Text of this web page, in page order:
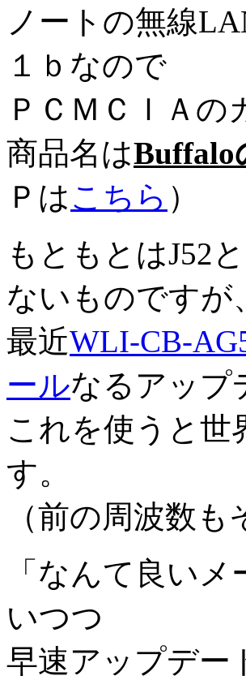
ノートの無線
１ｂなので
ＰＣＭＣＩＡの
商品名はBuffalo
Ｐはこちら ）
もともとはJ52
ないものですが
最近WLI-CB-
ールなるアップ
これを使うと世
す。
（前の周波数
「なんて良い
いつつ
早速アップデー